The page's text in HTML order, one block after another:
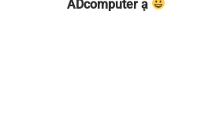
ADcomputer ạ